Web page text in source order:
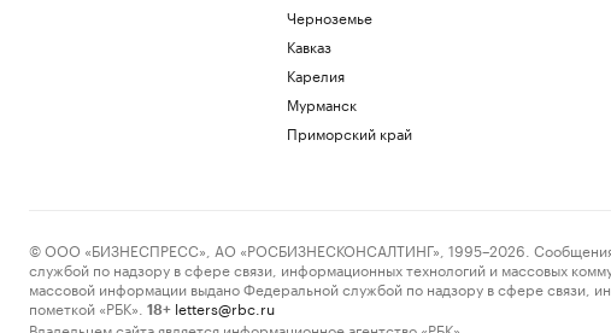
Черноземье
Кавказ
Карелия
Мурманск
Приморский край
© ООО «БИЗНЕСПРЕСС», АО «РОСБИЗНЕСКОНСАЛТИНГ», 1995–2026. Сообщения и
службой по надзору в сфере связи, информационных технологий и массовых
массовой информации выдано Федеральной службой по надзору в сфере
пометкой «РБК».
18+ letters@rbc.ru